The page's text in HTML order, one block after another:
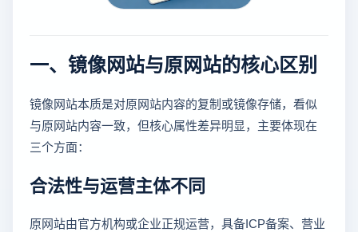
一、镜像网站与原网站的核心区别
镜像网站本质是对原网站内容的复制或镜像存储，看似
与原网站内容一致，但核心属性差异明显，主要体现在
三个方面：
合法性与运营主体不同
原网站由官方机构或企业正规运营，具备ICP备案、营业